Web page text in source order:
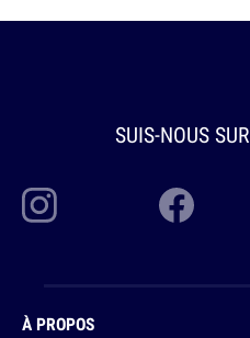
SUIS-NOUS SUR
À PROPOS